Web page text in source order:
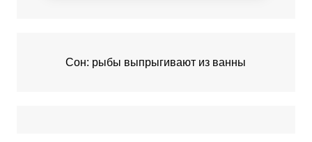
Сон: рыбы выпрыгивают из ванны